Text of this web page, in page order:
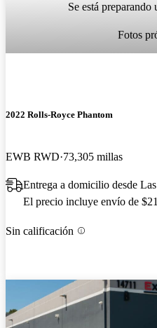
Se está
Fotos
2022 Rolls-Royce Phantom
EWB RWD 73,305 millas
Entrega a domicilio desde
El precio incluye envío de
Sin calificación